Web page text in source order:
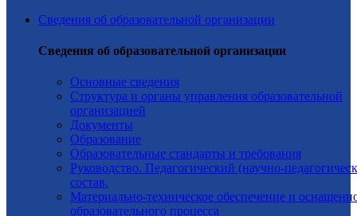
Сведения об образовательной организации
Сведения об образовательной организации
Основные сведения
Структура и органы управления образовательной
организацией
Документы
Образование
Образовательные стандарты и требования
Руководство. Педагогический (научно-
состав.
Материально-техническое обеспечение и
образовательного процесса